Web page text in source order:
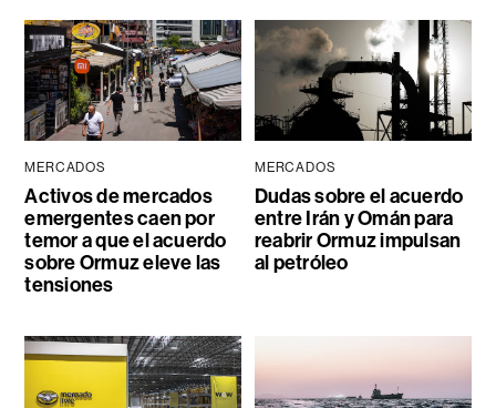
MERCADOS
Activos de mercados
emergentes caen por
temor a que el acuerdo
sobre Ormuz eleve las
tensiones
MERCADOS
Dudas sobre el acuerdo
entre Irán y Omán para
reabrir Ormuz impulsan
al petróleo